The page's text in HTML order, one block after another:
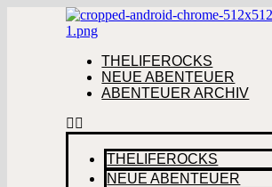
THELIFEROCKS
NEUE ABENTEUER
ABENTEUER ARCHIV
THELIFEROCKS
NEUE ABENTEUER